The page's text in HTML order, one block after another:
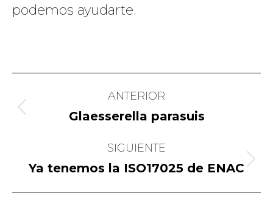
podemos ayudarte.
entre
ANTERIOR
Publicación
Glaesserella parasuis
SIGUIENTE
Publicación
siguiente:
Ya tenemos la ISO17025 de ENAC